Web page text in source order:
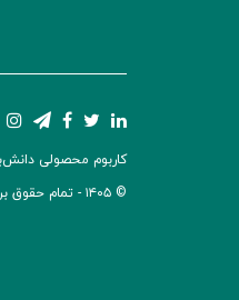
کاربوم محصولی
© ۱۴۰۵ -
تمام حقوق